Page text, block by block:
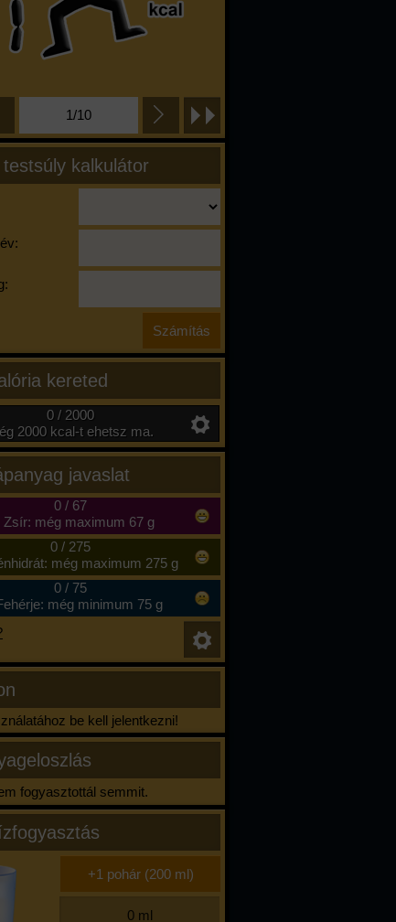
1/10
testsúly kalkulátor
kereted
0 / 2000
2000 kcal-t ehetsz ma.
javaslat
0/ 67
Zsír: még maximum 67 g
0/ 275
még maximum 275 g
0/ 75
még minimum 75 g
be kell jelentkezni!
fogyasztottál semmit.